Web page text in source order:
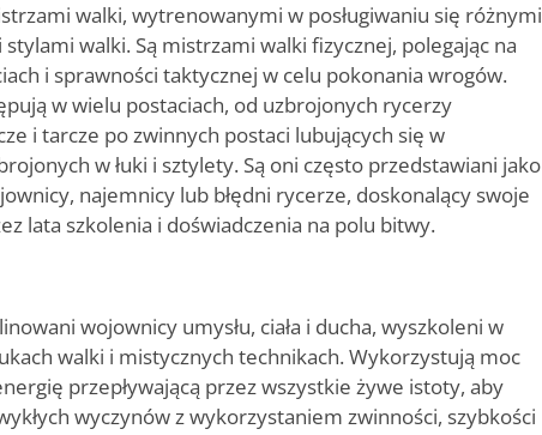
walki, wytrenowanymi w posługiwaniu się różnymi
walki. Są mistrzami walki fizycznej, polegając na
i sprawności taktycznej w celu pokonania wrogów.
w wielu postaciach, od uzbrojonych rycerzy
i tarcze po zwinnych postaci lubujących się w
w łuki i sztylety. Są oni często przedstawiani jako
najemnicy lub błędni rycerze, doskonalący swoje
lata szkolenia i doświadczenia na polu bitwy.
wojownicy umysłu, ciała i ducha, wyszkoleni w
walki i mistycznych technikach. Wykorzystują moc
przepływającą przez wszystkie żywe istoty, aby
wyczynów z wykorzystaniem zwinności, szybkości